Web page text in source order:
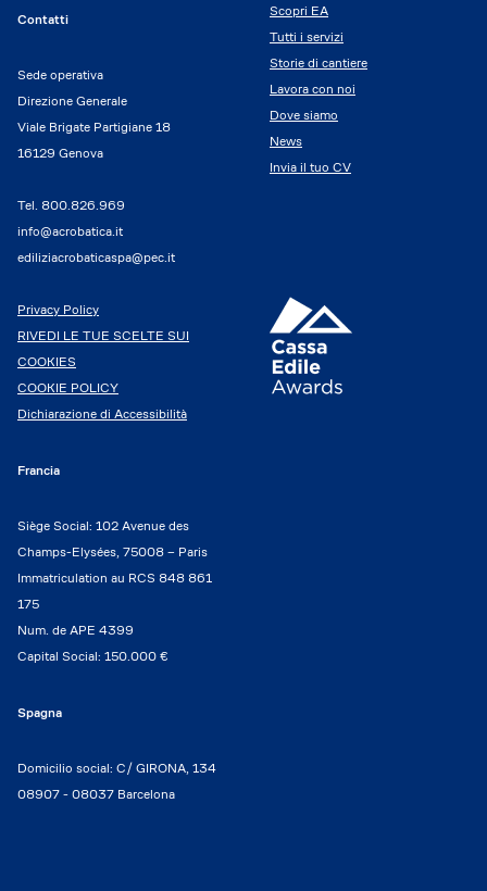
Contatti
Sede operativa
Direzione Generale
Viale Brigate Partigiane 18
16129 Genova
Tel. 800.826.969
info@acrobatica.it
ediliziacrobaticaspa@pec.it
Scopri EA
Tutti i servizi
Storie di cantiere
Lavora con noi
Dove siamo
News
Invia il tuo CV
Privacy Policy
RIVEDI LE TUE SCELTE SUI
COOKIES
COOKIE POLICY
Dichiarazione di Accessibilità
Francia
Siège Social: 102 Avenue des
Champs-Elysées, 75008 – Paris
Immatriculation au RCS 848 861
175
Num. de APE 4399
Capital Social: 150.000 €
Spagna
Domicilio social: C/ GIRONA, 134
08907 - 08037 Barcelona